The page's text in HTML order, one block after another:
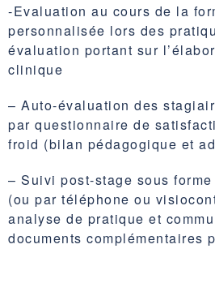
-Evaluation au cours de la
personnalisée lors des
évaluation portant sur
clinique
– Auto-évaluation des
par questionnaire de
froid (bilan pédagogique et
– Suivi post-stage sous forme
(ou par téléphone ou
analyse de pratique et
documents complémentaires